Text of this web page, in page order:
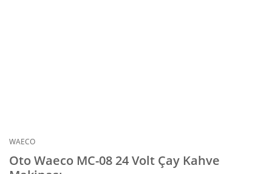
WAECO
Oto Waeco MC-08 24 Volt Çay Kahve